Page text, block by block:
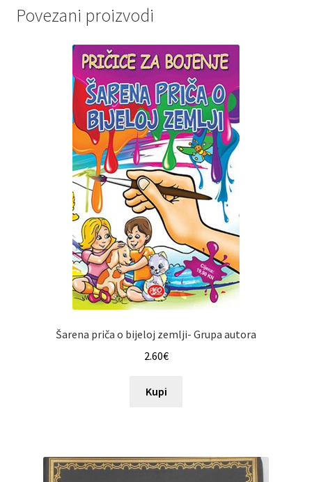
Povezani proizvodi
Šarena priča o bijeloj zemlji- Grupa autora
2.60€
Kupi